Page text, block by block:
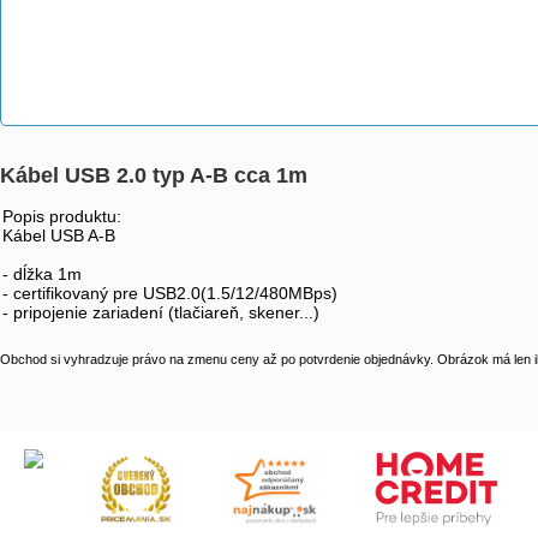
Kábel USB 2.0 typ A-B cca 1m
Popis produktu:
Kábel USB A-B
- dĺžka 1m
- certifikovaný pre USB2.0(1.5/12/480MBps)
- pripojenie zariadení (tlačiareň, skener...)
Obchod si vyhradzuje právo na zmenu ceny až po potvrdenie objednávky. Obrázok má len